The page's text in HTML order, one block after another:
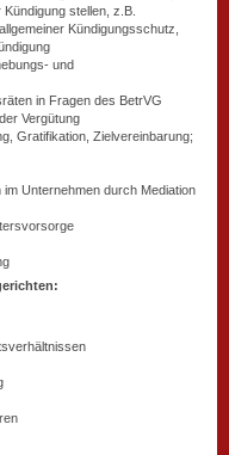
stellen, z.B.
Kündigungsschutz,
und
in Fragen des BetrVG
der Vergütung
Gratifikation, Zielvereinbarung;
Unternehmen durch Mediation